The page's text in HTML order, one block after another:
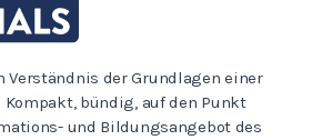
Verständnis der Grundlagen einer
bündig, auf den Punkt
und Bildungsangebot des